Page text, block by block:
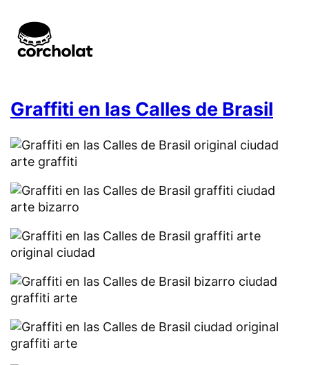
Graffiti en las Calles de Brasil